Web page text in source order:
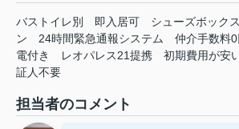
バストイレ別 即入居可 シューズボックス
ン
24時間緊急通報システム 仲介手数料
電付き
レオパレス21提携 初期費用が安
証人不要
担当者のコメント